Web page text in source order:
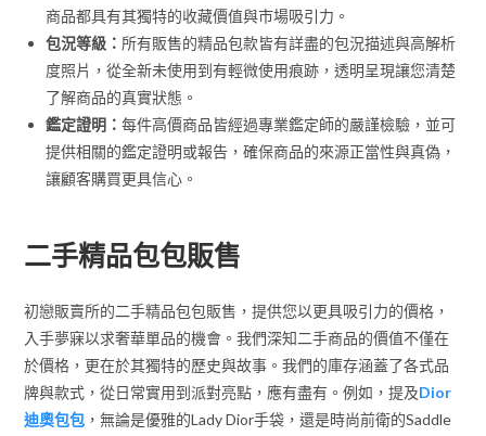
商品都具有其獨特的收藏價值與市場吸引力。
包況等級： 所有販售的精品包款皆有詳盡的包況描述與高解析
度照片，從全新未使用到有輕微使用痕跡，透明呈現讓您清楚
了解商品的真實狀態。
鑑定證明：每件高價商品皆經過專業鑑定師的嚴謹檢驗，並可
提供相關的鑑定證明或報告，確保商品的來源正當性與真偽，
讓顧客購買更具信心。
二手精品包包販售
初戀販賣所的二手精品包包販售，提供您以更具吸引力的價格，
入手夢寐以求奢華單品的機會。我們深知二手商品的價值不僅在
於價格，更在於其獨特的歷史與故事。我們的庫存涵蓋了各式品
牌與款式，從日常實用到派對亮點，應有盡有。例如，提及Dior
迪奧包包 ，無論是優雅的Lady Dior手袋，還是時尚前衛的Saddle